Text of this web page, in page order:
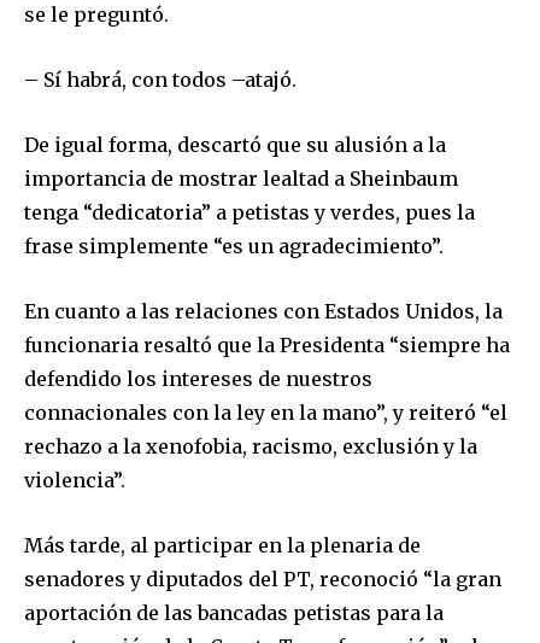
Únete a nuestra comunidad de
conversación.
Para suscribirte, solo escribe tu dirección de correo eletrónico
y da click en el botón de "suscribir". No te preocupes,
respetamos tu privacidad y no enviaremos correo basura a tu
INBOX. Tu información está segura con nosotros.
SUSCRIBIR
Acepto la
32,111
Seguidores
32,214
Seguidores
11,243
Seguidores
se le preguntó.
– Sí habrá, con todos –atajó.
De igual forma, descartó que su alusión a la
importancia de mostrar lealtad a Sheinbaum
tenga “dedicatoria” a petistas y verdes, pues la
frase simplemente “es un agradecimiento”.
En cuanto a las relaciones con Estados Unidos, la
funcionaria resaltó que la Presidenta “siempre ha
defendido los intereses de nuestros
connacionales con la ley en la mano”, y reiteró “el
rechazo a la xenofobia, racismo, exclusión y la
violencia”.
Más tarde, al participar en la plenaria de
senadores y diputados del PT, reconoció “la gran
aportación de las bancadas petistas para la